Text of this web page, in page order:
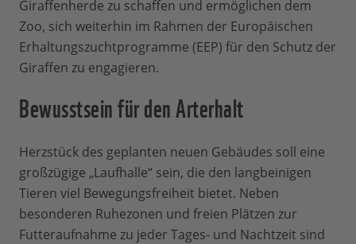
Giraffenherde zu schaffen und ermöglichen dem
Zoo, sich weiterhin im Rahmen der Europäischen
Erhaltungszuchtprogramme (EEP) für den Schutz der
Giraffen zu engagieren.
Bewusstsein für den Arterhalt
Herzstück des geplanten neuen Gebäudes soll eine
großzügige „Laufhalle“ sein, die den langbeinigen
Tieren viel Bewegungsfreiheit bietet. Neben
besonderen Ruhezonen und freien Plätzen zur
Futteraufnahme zu jeder Tages- und Nachtzeit sind